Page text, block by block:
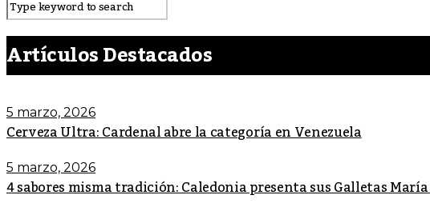
Artículos Destacados
5 marzo, 2026
Cerveza Ultra: Cardenal abre la categoría en Venezuela
5 marzo, 2026
4 sabores misma tradición: Caledonia presenta sus Galletas